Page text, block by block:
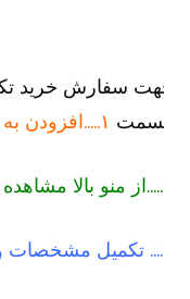
سفارش خرید تکی
۱…..افزودن به سبد خرید